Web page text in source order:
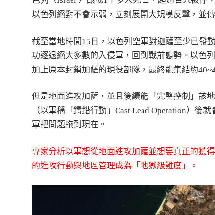
以色列絕對不會示弱，立刻展開大規模反擊，並
截至當地時間15日，以色列空軍對迦薩至少已發
功逐退絕大多數的入侵軍，回到戰前態勢。以色
加上原本封鎖加薩的現役部隊，最終能集結約
但是地面進攻加薩，並且後續能「完整控制」該
（以軍稱「鑄鉛行動」Cast Lead Operation）後
軍把問題拖到現在。
專家分析以軍想從地面進攻加薩並想要真正的獲
的進攻行動與地區管理成為「地獄級難度」。